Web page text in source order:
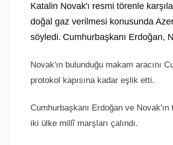
Katalin Novak'ı resmi törenle
doğal gaz verilmesi konusunda
söyledi. Cumhurbaşkanı Erdoğan,
Novak'ın bulunduğu makam aracını
protokol kapısına kadar eşlik etti.
Cumhurbaşkanı Erdoğan ve
iki ülke millî marşları çalındı.